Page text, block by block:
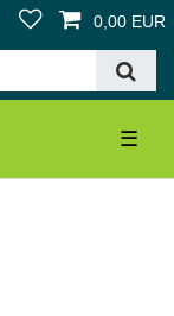
0,00 EUR
☰